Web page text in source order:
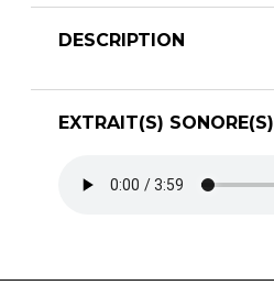
DESCRIPTION
EXTRAIT(S) SONORE(S)